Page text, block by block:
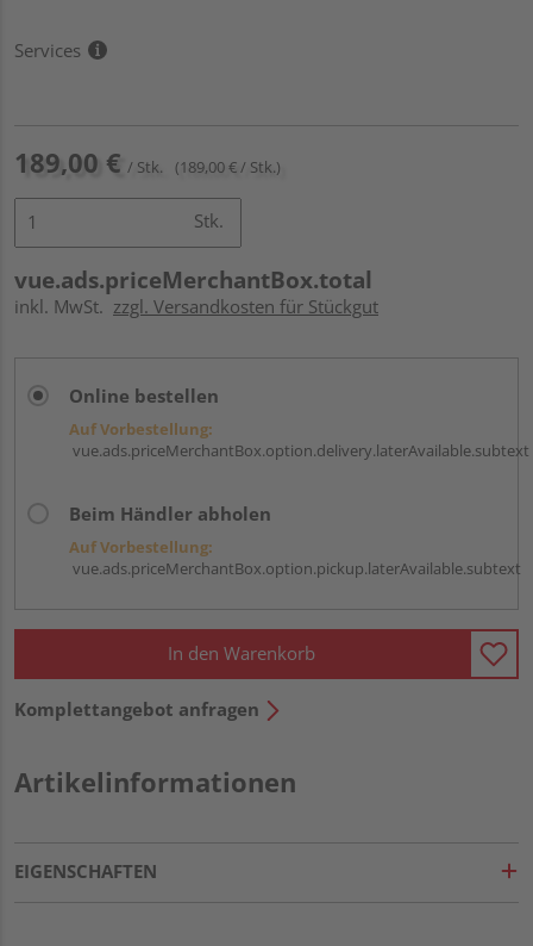
Services
189,00 € / Stk. (189,00 € / Stk.)
Stk.
vue.ads.priceMerchantBox.total
inkl. MwSt. zzgl. Versandkosten für Stückgut
Online bestellen
Auf Vorbestellung:
vue.ads.priceMerchantBox.option.delivery.laterAvailable.subtext
Beim Händler abholen
Auf Vorbestellung:
vue.ads.priceMerchantBox.option.pickup.laterAvailable.subtext
In den Warenkorb
Komplettangebot anfragen
Artikelinformationen
EIGENSCHAFTEN